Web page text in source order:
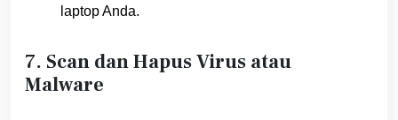
laptop Anda.
7. Scan dan Hapus Virus atau
Malware